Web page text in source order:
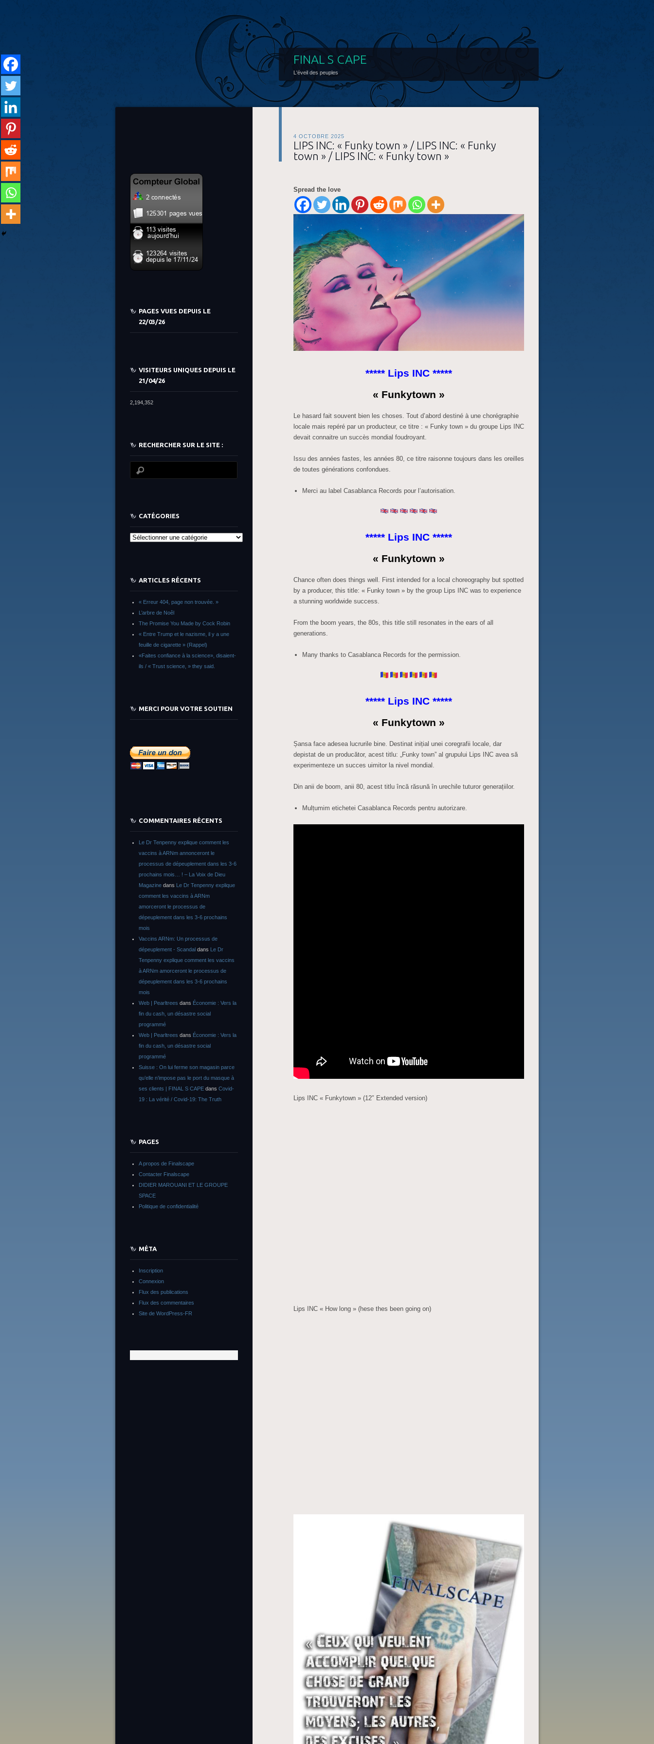
FINAL S CAPE
L'éveil des peuples
4 OCTOBRE 2025
LIPS INC: « Funky town » / LIPS INC: « Funky
town » / LIPS INC: « Funky town »
Spread the love
***** Lips INC *****
« Funkytown »
Le hasard fait souvent bien les choses. Tout d’abord destiné à une chorégraphie
locale mais repéré par un producteur, ce titre : « Funky town » du groupe Lips INC
devait connaitre un succès mondial foudroyant.
Issu des années fastes, les années 80, ce titre raisonne toujours dans les oreilles
de toutes générations confondues.
Merci au label Casablanca Records pour l’autorisation.
***** Lips INC *****
« Funkytown »
Chance often does things well. First intended for a local choreography but spotted
by a producer, this title: « Funky town » by the group Lips INC was to experience
a stunning worldwide success.
From the boom years, the 80s, this title still resonates in the ears of all
generations.
Many thanks to Casablanca Records for the permission.
***** Lips INC *****
« Funkytown »
Șansa face adesea lucrurile bine. Destinat inițial unei coregrafii locale, dar
depistat de un producător, acest titlu: „Funky town” al grupului Lips INC avea să
experimenteze un succes uimitor la nivel mondial.
Din anii de boom, anii 80, acest titlu încă răsună în urechile tuturor generațiilor.
Mulțumim etichetei Casablanca Records pentru autorizare.
Lips INC « Funkytown » (12″ Extended version)
Lips INC « How long » (hese thes been going on)
PAGES VUES DEPUIS LE
22/03/26
VISITEURS UNIQUES DEPUIS LE
21/04/26
2,194,352
RECHERCHER SUR LE SITE :
CATÉGORIES
Catégories
ARTICLES RÉCENTS
« Erreur 404, page non trouvée. »
L’arbre de Noêl
The Promise You Made by Cock Robin
« Entre Trump et le nazisme, il y a une
feuille de cigarette » (Rappel)
«Faites confiance à la science», disaient-
ils / « Trust science, » they said.
MERCI POUR VOTRE SOUTIEN
COMMENTAIRES RÉCENTS
Le Dr Tenpenny explique comment les
vaccins à ARNm annonceront le
processus de dépeuplement dans les 3-6
prochains mois… ! – La Voix de Dieu
Magazine dans Le Dr Tenpenny explique
comment les vaccins à ARNm
amorceront le processus de
dépeuplement dans les 3-6 prochains
mois
Vaccins ARNm: Un processus de
dépeuplement - Scandal dans Le Dr
Tenpenny explique comment les vaccins
à ARNm amorceront le processus de
dépeuplement dans les 3-6 prochains
mois
Web | Pearltrees dans Économie : Vers la
fin du cash, un désastre social
programmé
Web | Pearltrees dans Économie : Vers la
fin du cash, un désastre social
programmé
Suisse : On lui ferme son magasin parce
qu’elle n’impose pas le port du masque à
ses clients | FINAL S CAPE dans Covid-
19 : La vérité / Covid-19: The Truth
PAGES
A propos de Finalscape
Contacter Finalscape
DIDIER MAROUANI ET LE GROUPE
SPACE
Politique de confidentialité
MÉTA
Inscription
Connexion
Flux des publications
Flux des commentaires
Site de WordPress-FR